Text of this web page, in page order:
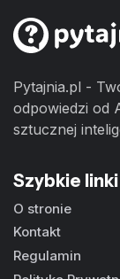
Pytajnia.pl -
odpowiedzi od
sztucznej
Szybkie linki
O stronie
Kontakt
Regulamin